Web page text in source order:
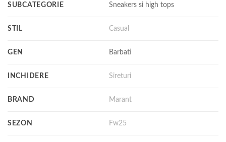
SUBCATEGORIE Sneakers si high tops
STIL Casual
GEN Barbati
INCHIDERE Sireturi
BRAND Marant
SEZON Fw25